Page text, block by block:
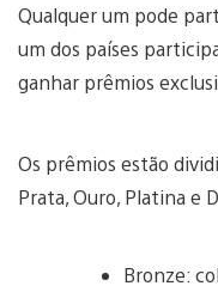
Qualquer um pode
um dos países
ganhar prêmios
Os prêmios estão
Prata, Ouro, Platina e
Bronze: